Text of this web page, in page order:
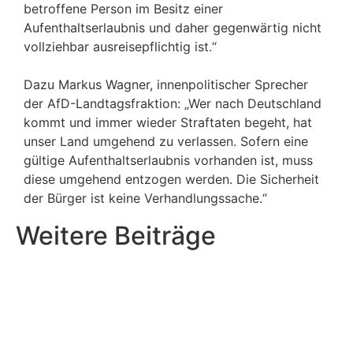
betroffene Person im Besitz einer
Aufenthaltserlaubnis und daher gegenwärtig nicht
vollziehbar ausreisepflichtig ist.“
Dazu Markus Wagner, innenpolitischer Sprecher
der AfD-Landtagsfraktion: „Wer nach Deutschland
kommt und immer wieder Straftaten begeht, hat
unser Land umgehend zu verlassen. Sofern eine
gültige Aufenthaltserlaubnis vorhanden ist, muss
diese umgehend entzogen werden. Die Sicherheit
der Bürger ist keine Verhandlungssache.“
Weitere Beiträge